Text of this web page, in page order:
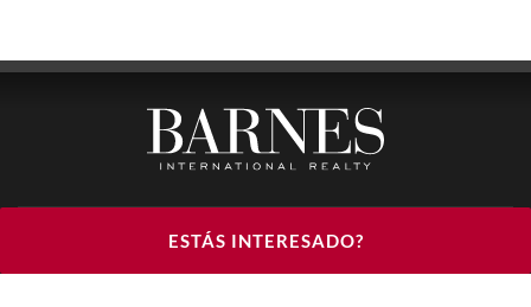
ESTÁS INTERESADO?
BARNES LUXURY RENTALS - HEAD OFFICE